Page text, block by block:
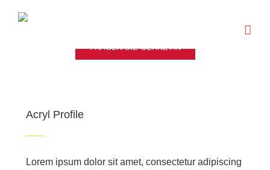
Inhalt
FRAGEN SIE GERNE AN
Acryl Profile
Lorem ipsum dolor sit amet, consectetur adipiscing